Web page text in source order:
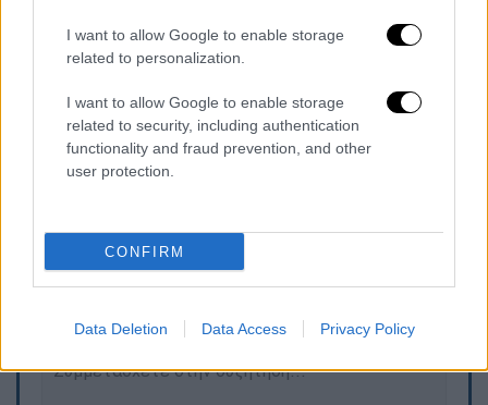
I want to allow Google to enable storage
related to personalization.
I want to allow Google to enable storage
related to security, including authentication
functionality and fraud prevention, and other
user protection.
CONFIRM
Data Deletion Data Access Privacy Policy
Η Σεούλ μετά τον εντοπισμό των πυραύλων
να σταματήσει
τις «αλλεπάλληλες προκλήσεις» και να
προτιμήσει τον δρόμο προς «την ειρήνη»
Τα σχολιά σας δημοσιεύονται άμεσα με δική σας ευθύνη. Το
ΕΘΝΟΣ θα παρεμβαίνει και τα προσβλητικά σχόλια θα
διαγράφονται